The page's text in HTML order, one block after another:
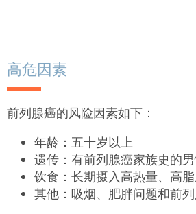
高危因素
前列腺癌的风险因素如下：
年龄：五十岁以上
遗传：有前列腺癌家族史的
饮食：长期摄入高热量、高
其他：吸烟、肥胖问题和前